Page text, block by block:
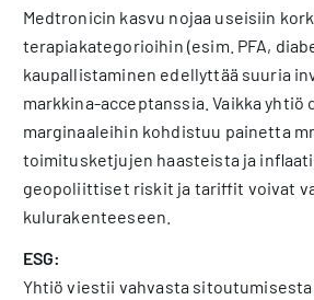
Medtronicin kasvu nojaa useisiin
terapiakategorioihin (esim. PFA,
kaupallistaminen edellyttää suuria
markkina-acceptanssia. Vaikka yhtiö
marginaaleihin kohdistuu painetta
toimitusketjujen haasteista ja
geopoliittiset riskit ja tariffit voivat
kulurakenteeseen.
ESG:
Yhtiö viestii vahvasta